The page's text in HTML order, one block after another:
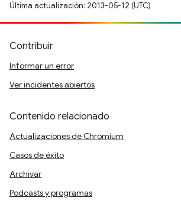
Última actualización: 2013-05-12 (UTC)
Contribuir
Informar un error
Ver incidentes abiertos
Contenido relacionado
Actualizaciones de Chromium
Casos de éxito
Archivar
Podcasts y programas